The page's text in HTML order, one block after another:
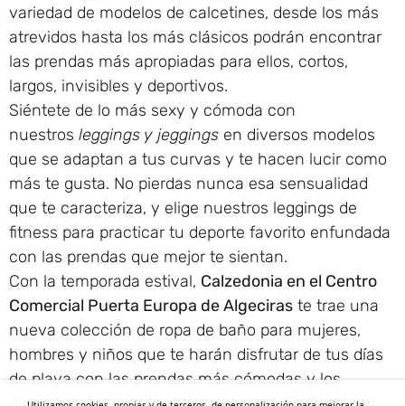
variedad de modelos de calcetines, desde los más
atrevidos hasta los más clásicos podrán encontrar
las prendas más apropiadas para ellos, cortos,
largos, invisibles y deportivos.
Siéntete de lo más sexy y cómoda con
nuestros leggings y jeggings en diversos modelos
que se adaptan a tus curvas y te hacen lucir como
más te gusta. No pierdas nunca esa sensualidad
que te caracteriza, y elige nuestros leggings de
fitness para practicar tu deporte favorito enfundada
con las prendas que mejor te sientan.
Con la temporada estival, Calzedonia en el Centro
Comercial Puerta Europa de Algeciras te trae una
nueva colección de ropa de baño para mujeres,
hombres y niños que te harán disfrutar de tus días
de playa con las prendas más cómodas y los